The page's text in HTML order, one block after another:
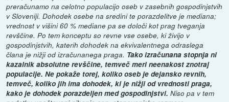
preračunamo na celotno populacijo oseb v zasebnih gospodinjstvih
v Sloveniji. Dohodek osebe na sredini te porazdelitve je mediana;
vrednost v višini 60 % mediane pa se določi kot prag tveganja
revščine. Po tem konceptu so revne vse osebe, ki živijo v
gospodinjstvih, katerih dohodek na ekvivalentnega odraslega
člana je nižji od izračunanega praga. Tako izračunana stopnja ni
kazalnik absolutne revščine, temveč meri neenakost znotraj
populacije. Ne pokaže torej, koliko oseb je dejansko revnih,
temveč, koliko jih ima dohodek, ki je nižji od vrednosti praga,
kako je dohodek porazdeljen med gospodinjstvi. Niso pa v tem